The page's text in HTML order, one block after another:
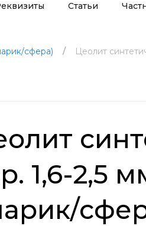
Статьи
сфера) Цеолит
1,6-2,5